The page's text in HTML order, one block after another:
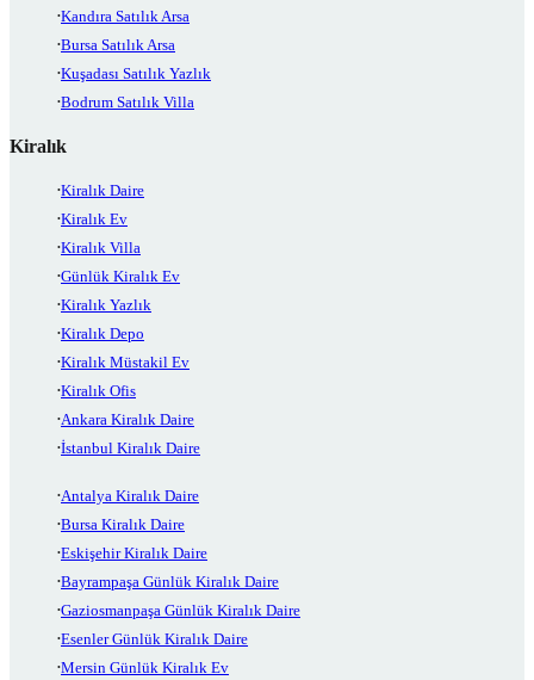
Kandıra Satılık Arsa
Bursa Satılık Arsa
Kuşadası Satılık Yazlık
Bodrum Satılık Villa
Kiralık
Kiralık Daire
Kiralık Ev
Kiralık Villa
Günlük Kiralık Ev
Kiralık Yazlık
Kiralık Depo
Kiralık Müstakil Ev
Kiralık Ofis
Ankara Kiralık Daire
İstanbul Kiralık Daire
Antalya Kiralık Daire
Bursa Kiralık Daire
Eskişehir Kiralık Daire
Bayrampaşa Günlük Kiralık Daire
Gaziosmanpaşa Günlük Kiralık Daire
Esenler Günlük Kiralık Daire
Mersin Günlük Kiralık Ev